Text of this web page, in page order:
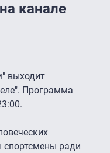
канале
выходит
Программа
спортсмены ради